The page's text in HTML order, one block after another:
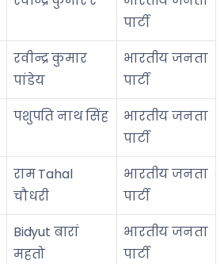
पार्टी
रवीन्द्र कुमार
पांडेय
भारतीय जनता
पार्टी
पशुपति नाथ सिंह
भारतीय जनता
पार्टी
राम Tahal
चौधरी
भारतीय जनता
पार्टी
Bidyut बारां
महतो
भारतीय जनता
पार्टी